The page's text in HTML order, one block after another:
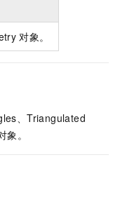
对象。
、Triangulated
象。